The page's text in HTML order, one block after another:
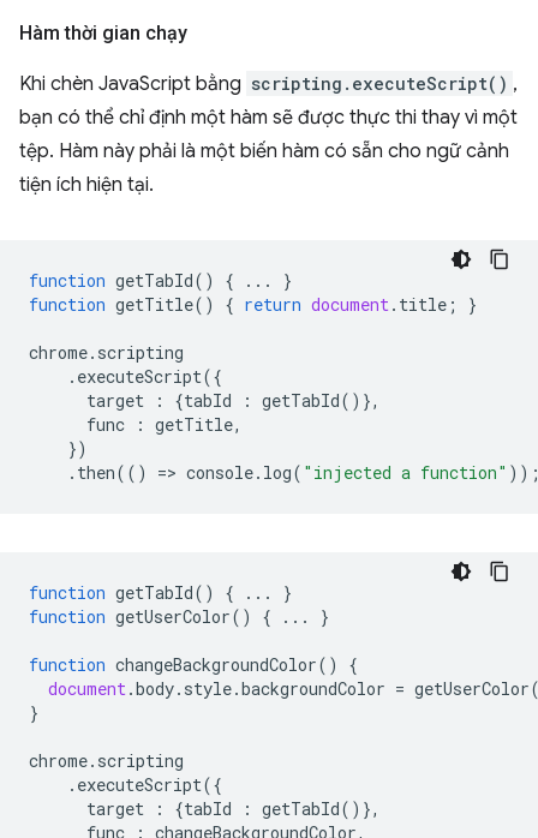
Hàm thời gian chạy
Khi chèn JavaScript bằng scripting.executeScript() ,
bạn có thể chỉ định một hàm sẽ được thực thi thay vì một
tệp. Hàm này phải là một biến hàm có sẵn cho ngữ cảnh
tiện ích hiện tại.
function getTabId() { ...
}
function getTitle() { return document. title ; }
chrome. scripting
. executeScript({
target
: {tabId : getTabId()},
func
: getTitle,
})
. then(() => console. log( "injected a function"
function getTabId() { ...
}
function getUserColor() { ... }
function changeBackgroundColor()
{
document.body. style.backgroundColor = getUserColor
}
chrome. scripting
. executeScript({
target
: {tabId : getTabId()},
func
: changeBackgroundColor,